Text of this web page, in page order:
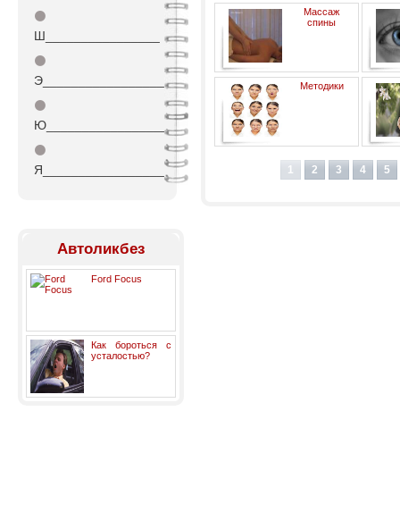
⚫
Ш________________
⚫
Э_________________
⚫
Ю_________________
⚫
Я_________________
Автоликбез
Ford Focus
Как бороться с
усталостью?
Массаж
спины
Методики
инсульта. Убираем
ассимметрию лица.
1 2 3 4 5